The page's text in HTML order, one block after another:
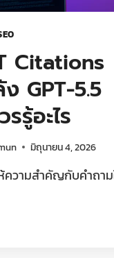
Citations
GPT-5.5
รู้อะไร
มิถุนายน 4, 2026
ความสำคัญกับคำถาม